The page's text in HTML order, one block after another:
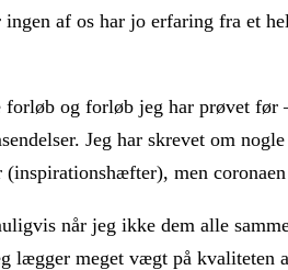
af os har jo erfaring fra et
og forløb jeg har prøvet før
Jeg har skrevet om
men
når jeg ikke dem alle
lægger meget vægt på kvaliteten